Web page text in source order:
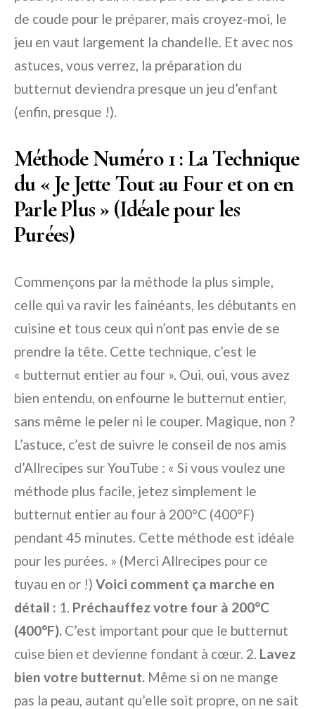
de coude pour le préparer, mais croyez-moi, le
jeu en vaut largement la chandelle. Et avec nos
astuces, vous verrez, la préparation du
butternut deviendra presque un jeu d’enfant
(enfin, presque !).
Méthode Numéro 1 : La Technique
du « Je Jette Tout au Four et on en
Parle Plus » (Idéale pour les
Purées)
Commençons par la méthode la plus simple,
celle qui va ravir les fainéants, les débutants en
cuisine et tous ceux qui n’ont pas envie de se
prendre la tête. Cette technique, c’est le
« butternut entier au four ». Oui, oui, vous avez
bien entendu, on enfourne le butternut entier,
sans même le peler ni le couper. Magique, non ?
L’astuce, c’est de suivre le conseil de nos amis
d’Allrecipes sur YouTube : « Si vous voulez une
méthode plus facile, jetez simplement le
butternut entier au four à 200°C (400°F)
pendant 45 minutes. Cette méthode est idéale
pour les purées. » (Merci Allrecipes pour ce
tuyau en or !) Voici comment ça marche en
détail : 1. Préchauffez votre four à 200°C
(400°F). C’est important pour que le butternut
cuise bien et devienne fondant à cœur. 2. Lavez
bien votre butternut. Même si on ne mange
pas la peau, autant qu’elle soit propre, on ne sait